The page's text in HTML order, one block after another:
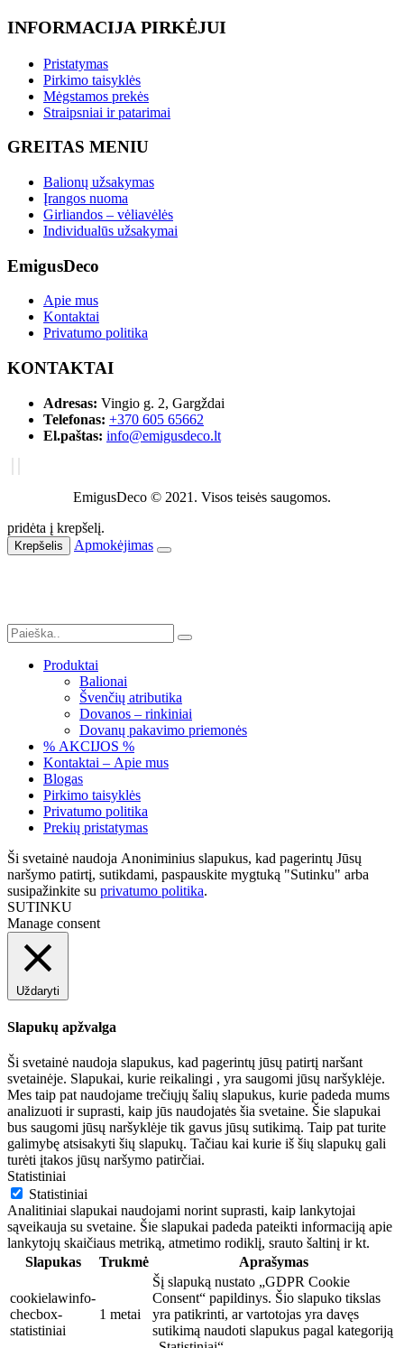
INFORMACIJA PIRKĖJUI
Pristatymas
Pirkimo taisyklės
Mėgstamos prekės
Straipsniai ir patarimai
GREITAS MENIU
Balionų užsakymas
Įrangos nuoma
Girliandos – vėliavėlės
Individualūs užsakymai
EmigusDeco
Apie mus
Kontaktai
Privatumo politika
KONTAKTAI
Adresas: Vingio g. 2, Gargždai
Telefonas: +370 605 65662
El.paštas: info@emigusdeco.lt
EmigusDeco © 2021. Visos teisės saugomos.
pridėta į krepšelį.
Krepšelis Apmokėjimas
Produktai
Balionai
Švenčių atributika
Dovanos – rinkiniai
Dovanų pakavimo priemonės
% AKCIJOS %
Kontaktai – Apie mus
Blogas
Pirkimo taisyklės
Privatumo politika
Prekių pristatymas
Ši svetainė naudoja Anoniminius slapukus, kad pagerintų Jūsų
naršymo patirtį, sutikdami, paspauskite mygtuką "Sutinku" arba
susipažinkite su privatumo politika.
SUTINKU
Manage consent
Uždaryti
Slapukų apžvalga
Ši svetainė naudoja slapukus, kad pagerintų jūsų patirtį naršant
svetainėje. Slapukai, kurie reikalingi , yra saugomi jūsų naršyklėje.
Mes taip pat naudojame trečiųjų šalių slapukus, kurie padeda mums
analizuoti ir suprasti, kaip jūs naudojatės šia svetaine. Šie slapukai
bus saugomi jūsų naršyklėje tik gavus jūsų sutikimą. Taip pat turite
galimybę atsisakyti šių slapukų. Tačiau kai kurie iš šių slapukų gali
turėti įtakos jūsų naršymo patirčiai.
Statistiniai
Statistiniai
Analitiniai slapukai naudojami norint suprasti, kaip lankytojai
sąveikauja su svetaine. Šie slapukai padeda pateikti informaciją apie
lankytojų skaičiaus metriką, atmetimo rodiklį, srauto šaltinį ir kt.
Slapukas
Trukmė Aprašymas
cookielawinfo-
checbox-
statistiniai
1 metai
Šį slapuką nustato „GDPR Cookie
Consent“ papildinys. Šio slapuko tikslas
yra patikrinti, ar vartotojas yra davęs
sutikimą naudoti slapukus pagal kategoriją